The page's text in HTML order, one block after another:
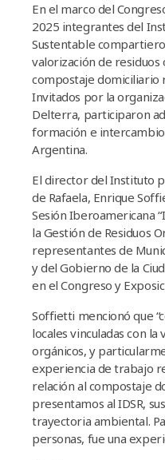
En el marco del
2025 integrantes del
Sustentable
valorización de
compostaje domiciliario
Invitados por la
Delterra, participaron
formación e
Argentina.
El director del Instituto
de Rafaela, Enrique
Sesión Iberoamericana
la Gestión de Residuos
representantes de
y del Gobierno de la
en el Congreso y
Soffietti mencionó que
locales vinculadas con
orgánicos, y
experiencia de trabajo
relación al compostaje
presentamos al IDSR,
trayectoria ambiental.
personas, fue una